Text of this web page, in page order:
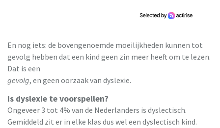
En nog iets: de bovengenoemde moeilijkheden kunnen tot
gevolg hebben dat een kind geen zin meer heeft om te lezen.
Dat is een
gevolg, en geen oorzaak van dyslexie.
Is dyslexie te voorspellen?
Ongeveer 3 tot 4% van de Nederlanders is dyslectisch.
Gemiddeld zit er in elke klas dus wel een dyslectisch kind.